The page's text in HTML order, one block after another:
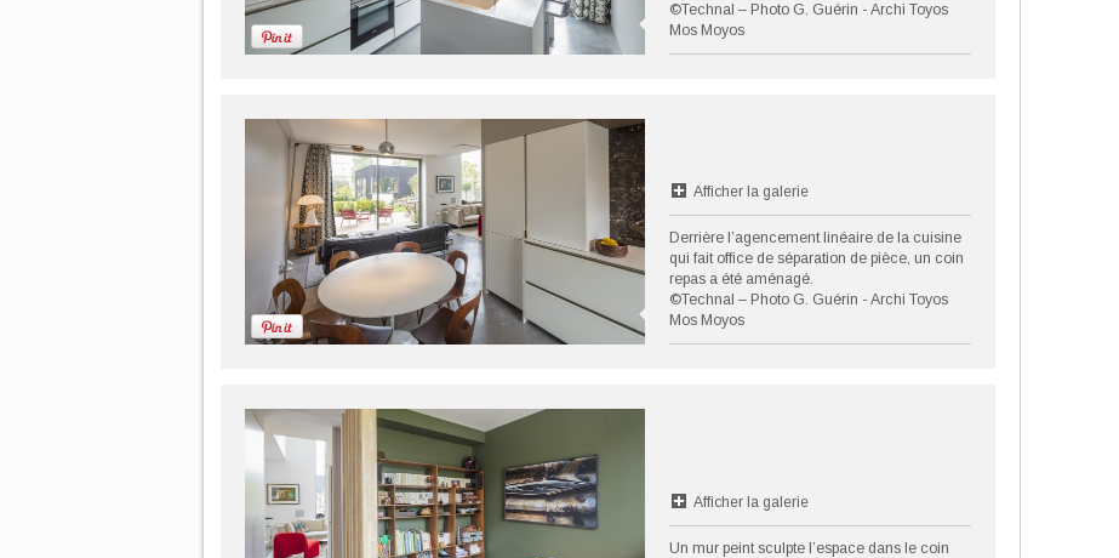
©Technal – Photo G. Guérin - Archi Toyos
Mos Moyos
Afficher la galerie
Derrière l’agencement linéaire de la cuisine
qui fait office de séparation de pièce, un coin
repas a été aménagé.
©Technal – Photo G. Guérin - Archi Toyos
Mos Moyos
Afficher la galerie
Un mur peint sculpte l’espace dans le coin